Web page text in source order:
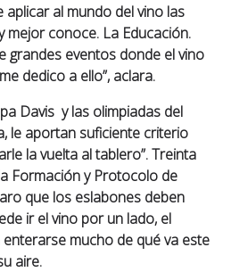
al mundo del vino las
mejor conoce. La Educación.
grandes eventos donde el vino
dedico a ello”, aclara.
Davis y las olimpiadas del
le aportan suficiente criterio
la vuelta al tablero”. Treinta
Formación y Protocolo de
que los eslabones deben
ir el vino por un lado, el
mucho de qué va este
aire.